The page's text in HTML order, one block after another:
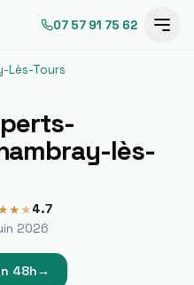
07 57 91 75 62
Lès-Tours
lès-
★★4.7
2026
48h→